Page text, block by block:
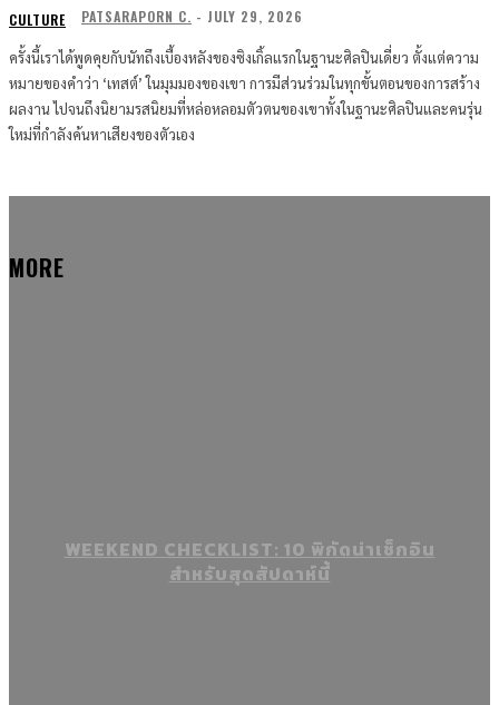
CULTURE PATSARAPORN C. - JULY 29, 2026
ครั้งนี้เราได้พูดคุยกับนัทถึงเบื้องหลังของซิงเกิ้ลแรกในฐานะศิลปินเดี่ยว ตั้งแต่ความ
หมายของคำว่า ‘เทสต์’ ในมุมมองของเขา การมีส่วนร่วมในทุกขั้นตอนของการสร้าง
ผลงาน ไปจนถึงนิยามรสนิยมที่หล่อหลอมตัวตนของเขาทั้งในฐานะศิลปินและคนรุ่น
ใหม่ที่กำลังค้นหาเสียงของตัวเอง
MORE
WEEKEND CHECKLIST: 10 พิกัดน่าเช็กอิน
สำหรับสุดสัปดาห์นี้